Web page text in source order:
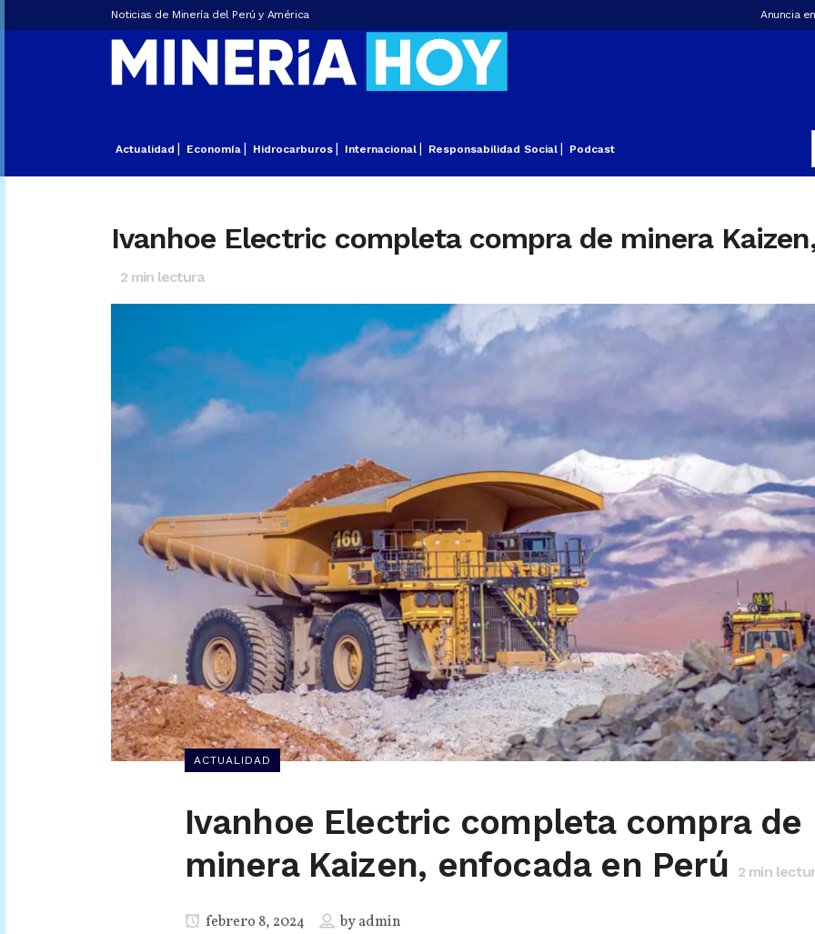
Noticias de Minería del Perú y América Anuncia
Actualidad Economía Hidrocarburos Internacional Responsabilidad Social Podcast
Ivanhoe Electric completa compra de minera
2 min lectura
ACTUALIDAD
Ivanhoe Electric completa compra de
minera Kaizen, enfocada en Perú
2min
febrero 8, 2024 byadmin